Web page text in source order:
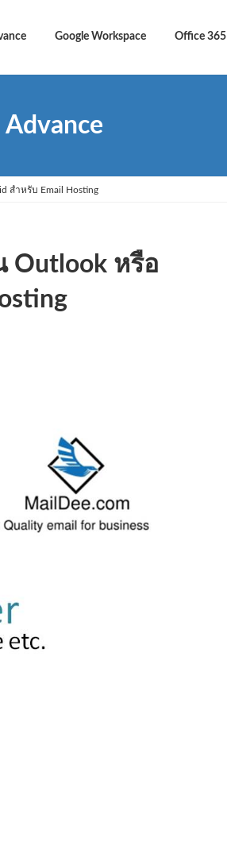
Google Workspace Office 365
Advance
สำหรับ Email Hosting
Outlook หรือ